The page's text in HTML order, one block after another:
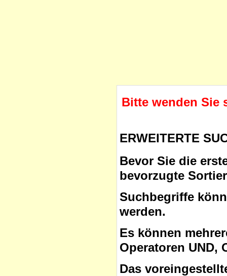
Bitte wenden Sie
ERWEITERTE
Bevor Sie die
bevorzugte
Suchbegriffe
werden.
Es können
Operatoren UND,
Das